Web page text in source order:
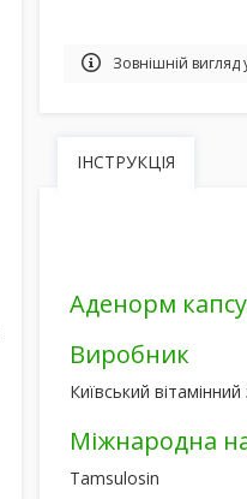
Зовнішній вигляд
ІНСТРУКЦІЯ
Аденорм
Виробник
Київський
Міжнародна
Tamsulosin